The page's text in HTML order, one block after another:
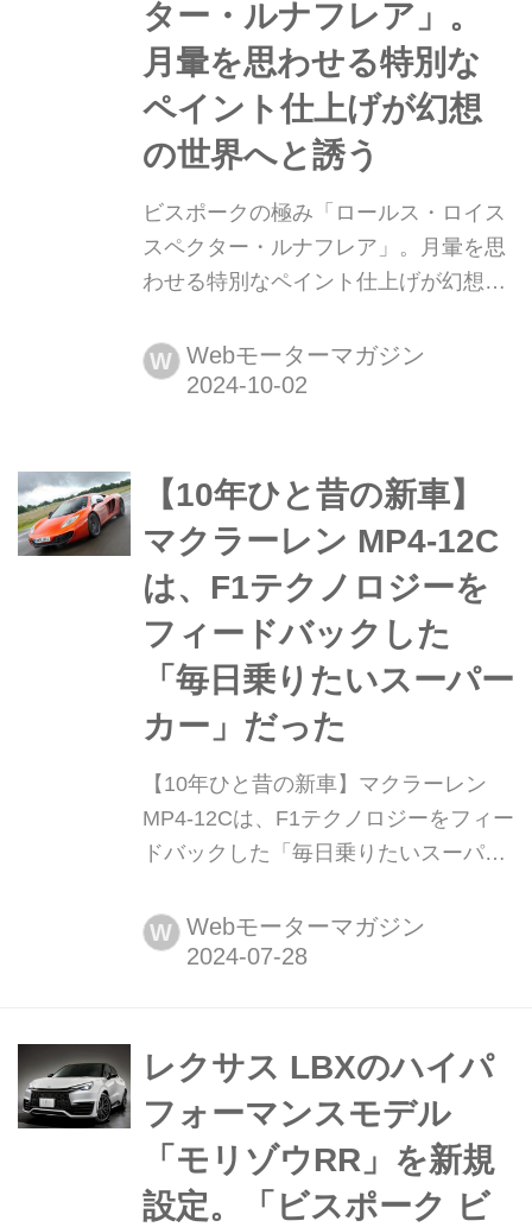
モデ...
ター・ルナフレア」。
月暈を思わせる特別な
ペイント仕上げが幻想
の世界へと誘う
ビスポークの極み「ロールス・ロイス
スペクター・ルナフレア」。月暈を思
わせる特別なペイント仕上げが幻想の
地時間)、「ロールス・ロイス」は、色
とりどりの光の輪が月を囲む月暈(げつ
Lunaflair)を公開。ワンオフのビスポー
ク・ホログラフィック・ペイント仕上
げの独創性が生み出した...
W Webモーターマガジン
【10年ひと昔の新車】
マクラーレン MP4-12C
は、F1テクノロジーを
フィードバックした
「毎日乗りたいスーパー
カー」だった
【10年ひと昔の新車】マクラーレン
MP4-12Cは、F1テクノロジーをフィー
ドバックした「毎日乗りたいスーパー
言うが、およそ10年前のクルマは環境
や安全を重視する傾向が強まってい
う。今回は、マクラーレン MP4-12C
W Webモーターマガジン
レクサス LBXのハイパ
フォーマンスモデル
「モリゾウRR」を新規
設定。「ビスポーク ビ